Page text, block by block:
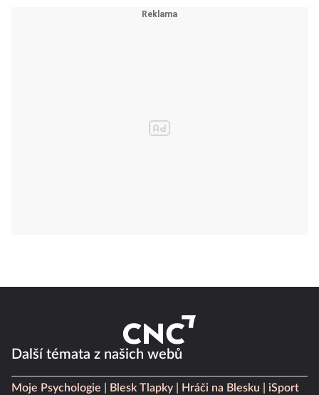
Další témata z našich webů
Moje Psychologie Blesk Tlapky Hráči na Blesku
iSport